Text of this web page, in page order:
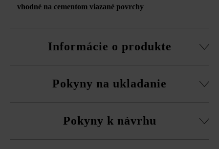
vhodné na cementom viazané povrchy
Informácie o produkte
možnosť strojového ukladania
zohľadnený podiel škár vyplývajúci z odporúčanej
minimálnej šírky škár 5 mm.
Pokyny na ukladanie
z viacerých paliet a vrstiev, aby ste získali prirodzenú,
Pokyny k návrhu